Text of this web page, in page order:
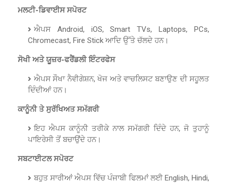
ਮਲਟੀ-ਡਿਵਾਈਸ ਸਪੋਰਟ
ਐਪਸ Android, iOS, Smart TVs, Laptops, PCs,
Chromecast, Fire Stick ਆਦਿ ਉੱਤੇ ਚੱਲਦੇ ਹਨ।
ਸੋਖੀ ਅਤੇ ਯੂਜ਼ਰ-ਫਰੈਂਡਲੀ ਇੰਟਰਫੇਸ
ਐਪਸ ਸੌਖਾ ਨੈਵੀਗੇਸ਼ਨ, ਖੋਜ ਅਤੇ ਵਾਚਲਿਸਟ ਬਣਾਉਣ ਦੀ ਸਹੂਲਤ
ਦਿੰਦੀਆਂ ਹਨ।
ਕਾਨੂੰਨੀ ਤੇ ਸੁਰੱਖਿਅਤ ਸਮੱਗਰੀ
ਇਹ ਐਪਸ ਕਾਨੂੰਨੀ ਤਰੀਕੇ ਨਾਲ ਸਮੱਗਰੀ ਦਿੰਦੇ ਹਨ, ਜੋ ਤੁਹਾਨੂੰ
ਪਾਇਰੇਸੀ ਤੋਂ ਬਚਾਉਂਦੇ ਹਨ।
ਸਬਟਾਈਟਲ ਸਪੋਰਟ
ਬਹੁਤ ਸਾਰੀਆਂ ਐਪਸ ਵਿੱਚ ਪੰਜਾਬੀ ਫਿਲਮਾਂ ਲਈ English, Hindi,